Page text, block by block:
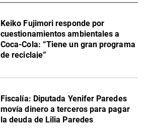
Keiko Fujimori responde por
cuestionamientos ambientales a
Coca-Cola: “Tiene un gran programa
de reciclaje”
Fiscalía: Diputada Yenifer Paredes
movía dinero a terceros para pagar
la deuda de Lilia Paredes